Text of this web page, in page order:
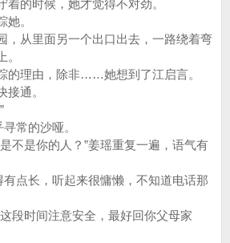
着的时候，她才觉得不对劲。
。
从里面另一个出口出去，一路绕着弯
理由，除非……她想到了江启言。
通。
常的沙哑。
是你的人？”姜瑶重复一遍，语气有
点长，听起来很慵懒，不知道电话那
时间注意安全，最好回你父母家